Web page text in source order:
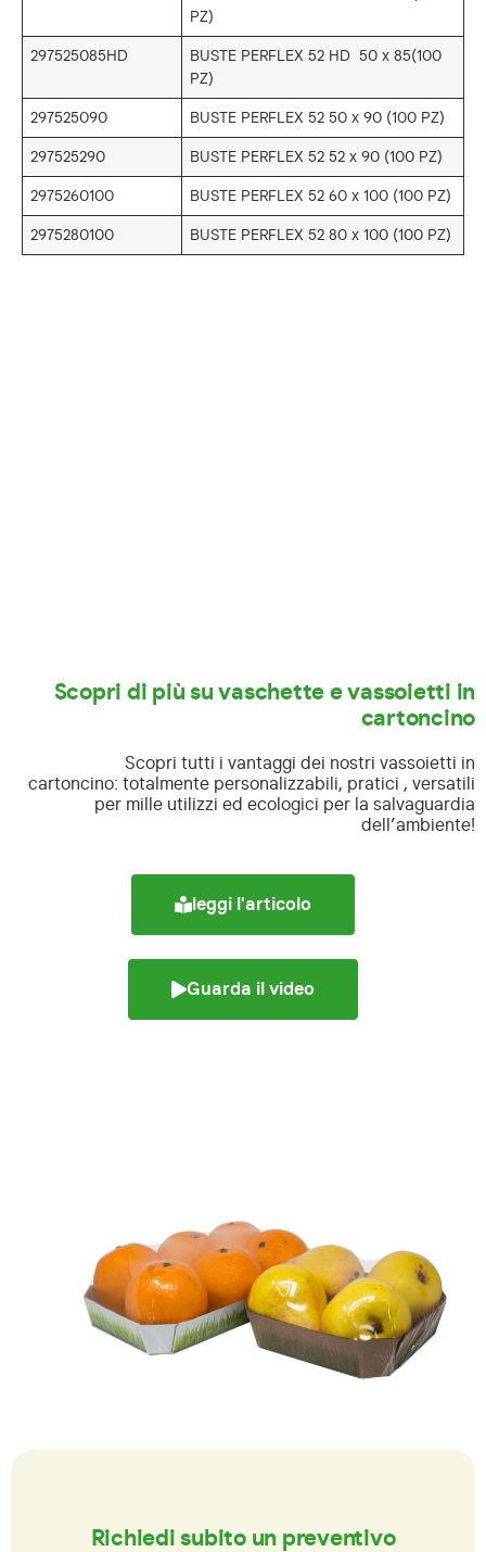
PZ)
297525085HD
BUSTE PERFLEX 52 HD 50 x 85(100
PZ)
297525090 BUSTE PERFLEX 52 50 x 90 (100 PZ)
297525290 BUSTE PERFLEX 52 52 x 90 (100 PZ)
2975260100 BUSTE PERFLEX 52 60 x 100 (100 PZ)
2975280100 BUSTE PERFLEX 52 80 x 100 (100 PZ)
Scopri di più su vaschette e vassoietti in
cartoncino
Scopri tutti i vantaggi dei nostri vassoietti in
cartoncino: totalmente personalizzabili, pratici , versatili
per mille utilizzi ed ecologici per la salvaguardia
dell’ambiente!
leggi l'articolo
Guarda il video
Richiedi subito un preventivo